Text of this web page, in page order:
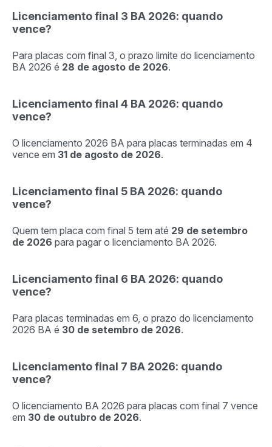
Licenciamento final 3 BA 2026: quando
vence?
Para placas com final 3, o prazo limite do licenciamento
BA 2026 é 28 de agosto de 2026.
Licenciamento final 4 BA 2026: quando
vence?
O licenciamento 2026 BA para placas terminadas em 4
vence em 31 de agosto de 2026.
Licenciamento final 5 BA 2026: quando
vence?
Quem tem placa com final 5 tem até 29 de setembro
de 2026 para pagar o licenciamento BA 2026.
Licenciamento final 6 BA 2026: quando
vence?
Para placas terminadas em 6, o prazo do licenciamento
2026 BA é 30 de setembro de 2026.
Licenciamento final 7 BA 2026: quando
vence?
O licenciamento BA 2026 para placas com final 7 vence
em 30 de outubro de 2026.